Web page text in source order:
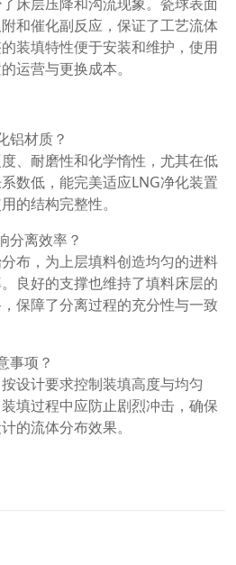
和催化副反应，保证了工艺流体
装填特性便于安装和维护，使用
运营与更换成本。
铝材质？
、耐磨性和化学惰性，尤其在低
数低，能完美适应LNG净化装置
的结构完整性。
分离效率？
布，为上层填料创造均匀的进料
良好的支撑也维持了填料床层的
保障了分离过程的充分性与一致
事项？
设计要求控制装填高度与均匀
填过程中应防止剧烈冲击，确保
的流体分布效果。